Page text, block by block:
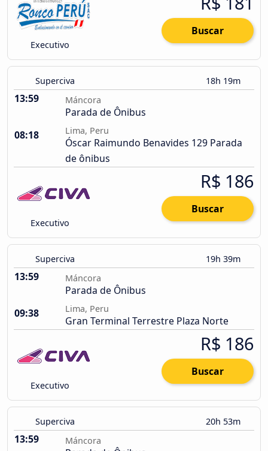
Executivo
Buscar
Superciva 18h 19m
13:59 Máncora
Parada de Ônibus
08:18
Lima, Peru
Óscar Raimundo Benavides 129 Parada
de ônibus
Executivo
R$ 186
Buscar
Superciva 19h 39m
13:59 Máncora
Parada de Ônibus
09:38
Lima, Peru
Gran Terminal Terrestre Plaza Norte
Executivo
R$ 186
Buscar
Superciva 20h 53m
13:59 Máncora